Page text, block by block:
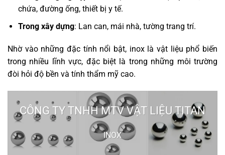
chứa, đường ống, thiết bị y tế.
Trong xây dựng: Lan can, mái nhà, tường trang trí.
Nhờ vào những đặc tính nổi bật, inox là vật liệu phổ biến
trong nhiều lĩnh vực, đặc biệt là trong những môi trường
đòi hỏi độ bền và tính thẩm mỹ cao.
CÔNG TY TNHH MTV VẬT LIỆU TITAN
INOX